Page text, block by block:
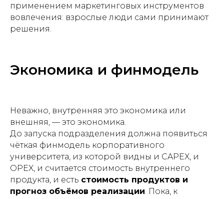
применением маркетинговых инструментов
вовлечения: взрослые люди сами принимают
решения.
Экономика и финмодель
Неважно, внутренняя это экономика или
внешняя, — это экономика.
До запуска подразделения должна появиться
чёткая финмодель корпоративного
университета, из которой видны и CAPEX, и
OPEX, и считается стоимость внутреннего
продукта, и есть стоимость продуктов и
прогноз объёмов реализации. Пока, к